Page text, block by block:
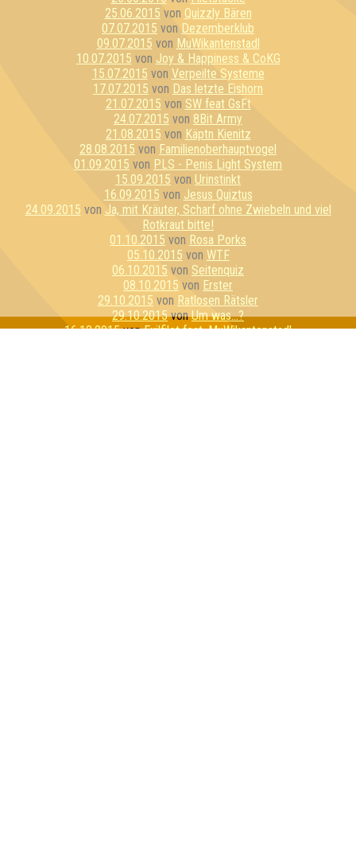
25.06.2015 von Quizzly Bären
07.07.2015 von Dezemberklub
09.07.2015 von MuWikantenstadl
10.07.2015 von Joy & Happiness & CoKG
15.07.2015 von Verpeilte Systeme
17.07.2015 von Das letzte Eishorn
21.07.2015 von SW feat GsFt
24.07.2015 von 8Bit Army
21.08.2015 von Käptn Kienitz
28.08.2015 von Familienoberhauptvogel
01.09.2015 von PLS - Penis Light System
15.09.2015 von Urinstinkt
16.09.2015 von Jesus Quiztus
24.09.2015 von Ja, mit Kräuter, Scharf ohne Zwiebeln und viel
Rotkraut bitte!
01.10.2015 von Rosa Porks
05.10.2015 von WTF
06.10.2015 von Seitenquiz
08.10.2015 von Erster
29.10.2015 von Ratlosen Rätsler
29.10.2015vonUm was...?
16.12.2015vonExilfilet feat. MuWikantenstadl